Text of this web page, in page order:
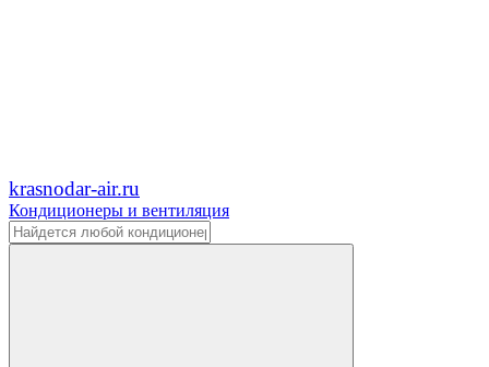
krasnodar-air.ru
Кондиционеры и вентиляция